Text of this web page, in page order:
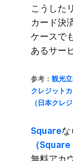
こうした​
カード決
ケースで
ある​サー
参考： 観光
クレジット
（日本クレ
Squareな
（Square
無料アカ